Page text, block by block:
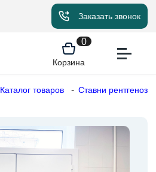
Заказать звонок
0
Корзина
Каталог товаров Ставни